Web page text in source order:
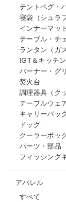
テントペグ・
寝袋（シュラ
インナーマッ
テーブル・チ
ランタン（ガ
IGT＆キッチン
バーナー・グ
焚火台
調理器具（ク
テーブルウェ
キャリーバッ
ドッグ
クーラーボッ
パーツ・部品
フィッシング
アパレル
すべて